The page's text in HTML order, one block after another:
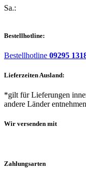
Sa.:
Bestellhotline:
Bestellhotline 09295
Lieferzeiten Ausland:
*gilt für Lieferungen
andere Länder
Wir versenden mit
Zahlungsarten